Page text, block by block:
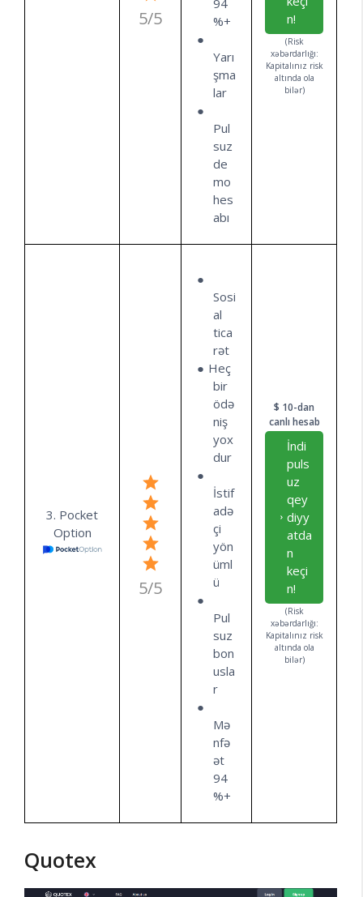
5/5
%+
Yarı
şma
lar
Pul
suz
de
mo
hes
abı
n!
(Risk
xəbərdarlığı:
Kapitalınız risk
altında ola
bilər)
3. Pocket
Option
5/5
Sosi
al
tica
rət
Heç
bir
ödə
niş
yox
dur
İstif
adə
çi
yön
üml
ü
Pul
suz
bon
usla
r
Mə
nfə
ət
94
%+
$ 10-dan
canlı hesab
İndi
puls
uz
qey
diyy
atda
n
keçi
n!
(Risk
xəbərdarlığı:
Kapitalınız risk
altında ola
bilər)
Quotex